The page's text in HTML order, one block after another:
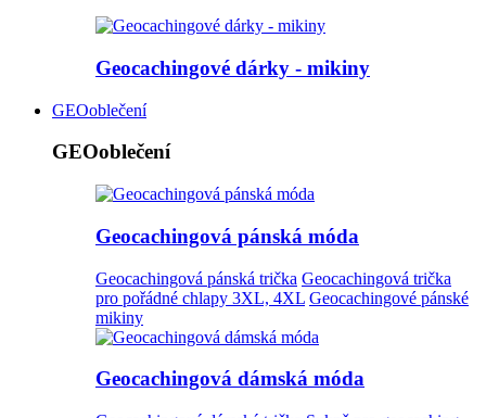
Geocachingové dárky - mikiny
GEOoblečení
GEOoblečení
Geocachingová pánská móda
Geocachingová pánská trička Geocachingová trička
pro pořádné chlapy 3XL, 4XL Geocachingové pánské
mikiny
Geocachingová dámská móda